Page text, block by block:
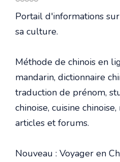
Portail d'informations
sa culture.
Méthode de chinois en
mandarin, dictionnaire
traduction de prénom,
chinoise, cuisine
articles et forums.
Nouveau : Voyager en